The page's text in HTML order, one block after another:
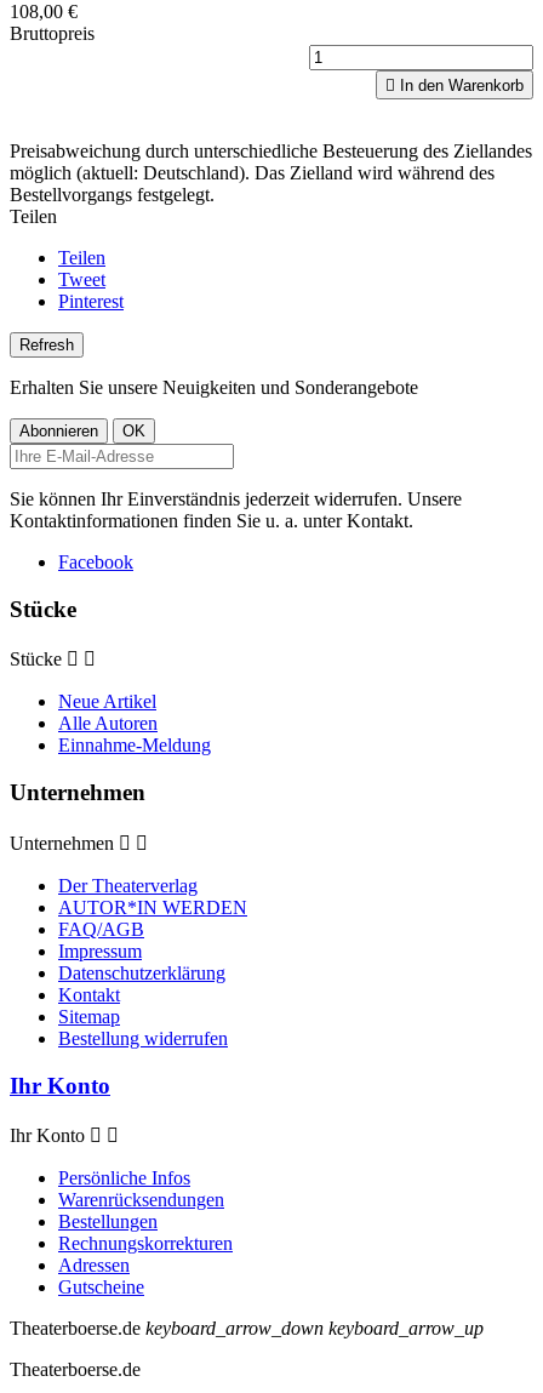
108,00 €
Bruttopreis
 In den Warenkorb
Preisabweichung durch unterschiedliche Besteuerung des Ziellandes
möglich (aktuell: Deutschland). Das Zielland wird während des
Bestellvorgangs festgelegt.
Teilen
Teilen
Tweet
Pinterest
Erhalten Sie unsere Neuigkeiten und Sonderangebote
Sie können Ihr Einverständnis jederzeit widerrufen. Unsere
Kontaktinformationen finden Sie u. a. unter Kontakt.
Facebook
Stücke
Stücke  
Neue Artikel
Alle Autoren
Einnahme-Meldung
Unternehmen
Unternehmen  
Der Theaterverlag
AUTOR*IN WERDEN
FAQ/AGB
Impressum
Datenschutzerklärung
Kontakt
Sitemap
Bestellung widerrufen
Ihr Konto
Ihr Konto  
Persönliche Infos
Warenrücksendungen
Bestellungen
Rechnungskorrekturen
Adressen
Gutscheine
Theaterboerse.de keyboard_arrow_down keyboard_arrow_up
Theaterboerse.de